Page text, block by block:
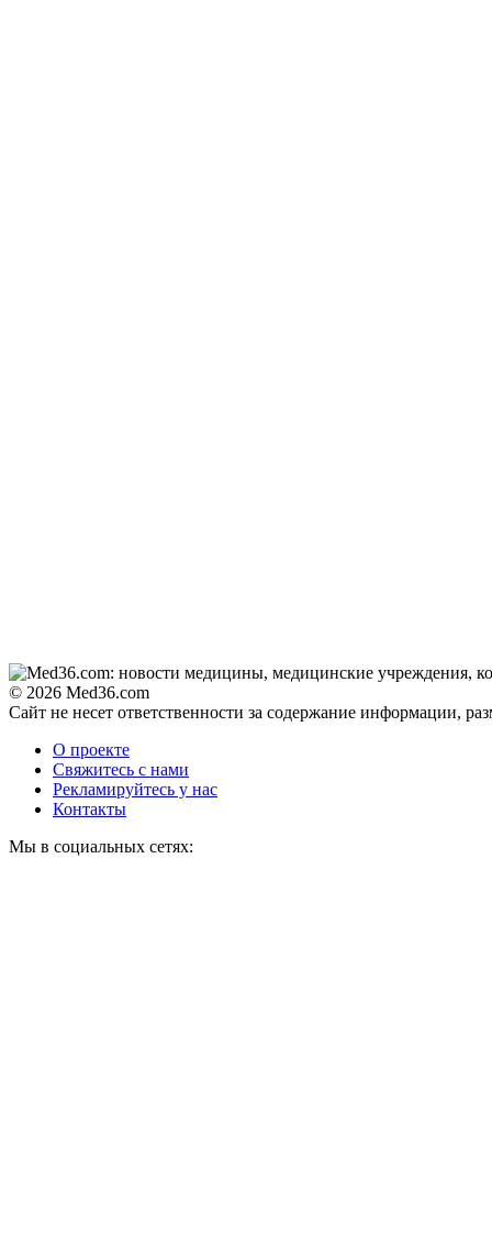
© 2026 Med36.com
Сайт не несет ответственности за содержание информации,
О проекте
Свяжитесь с нами
Рекламируйтесь у нас
Контакты
Мы в социальных сетях: